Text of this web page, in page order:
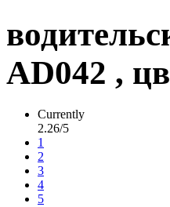
AD042 ,
Currently
2.26/5
1
2
3
4
5